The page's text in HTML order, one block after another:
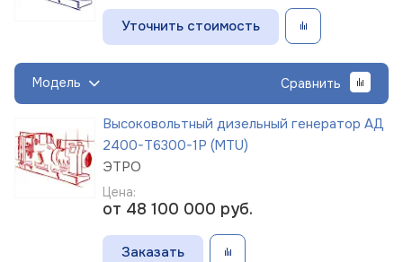
Уточнить стоимость
Модель Сравнить
Высоковольтный дизельный генератор АД
2400-Т6300-1Р (MTU)
ЭТРО
Цена:
от 48 100 000 руб.
Заказать